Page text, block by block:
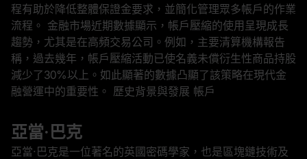
程有助於降低整體保證金要求，並簡化管理眾多帳戶的作業
流程。 金融市場近期數據顯示，帳戶壓縮的使用呈現成長
趨勢，尤其是在高頻交易公司。例如，主要清算機構報告
稱，過去幾年，帳戶壓縮活動已使名義未償衍生性商品持股
減少了30%以上。如此顯著的數據凸顯了該策略在現代金
融營運中的重要性。 歷史背景與發展 帳戶
亞當·巴克
亞當·巴克是一位著名的英國密碼學家，也是區塊鏈技術及